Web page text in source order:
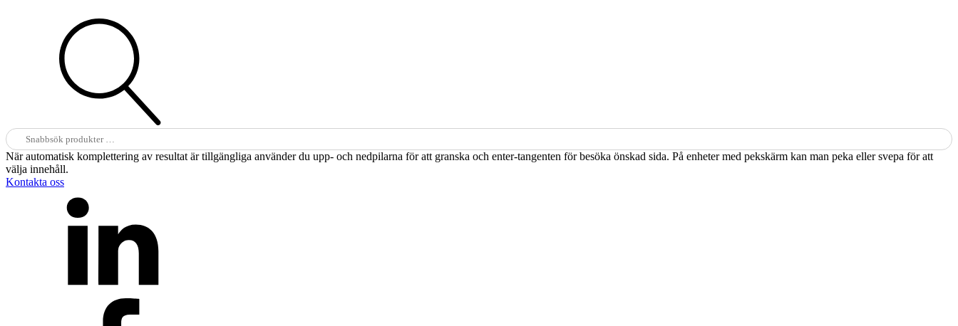
Sök
efter:
När automatisk komplettering av resultat är tillgängliga använder du upp- och nedpilarna för att granska och enter-tangenten för besöka önskad sida. På enheter med pekskärm kan man peka eller svepa för att
välja innehåll.
Kontakta oss